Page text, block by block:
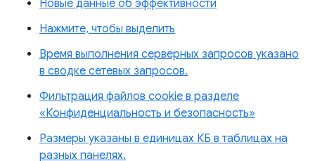
Новые данные об эффективности
Нажмите, чтобы выделить
Время выполнения серверных запросов указано
в сводке сетевых запросов.
Фильтрация файлов cookie в разделе
«Конфиденциальность и безопасность»
Размеры указаны в единицах КБ в таблицах на
разных панелях.